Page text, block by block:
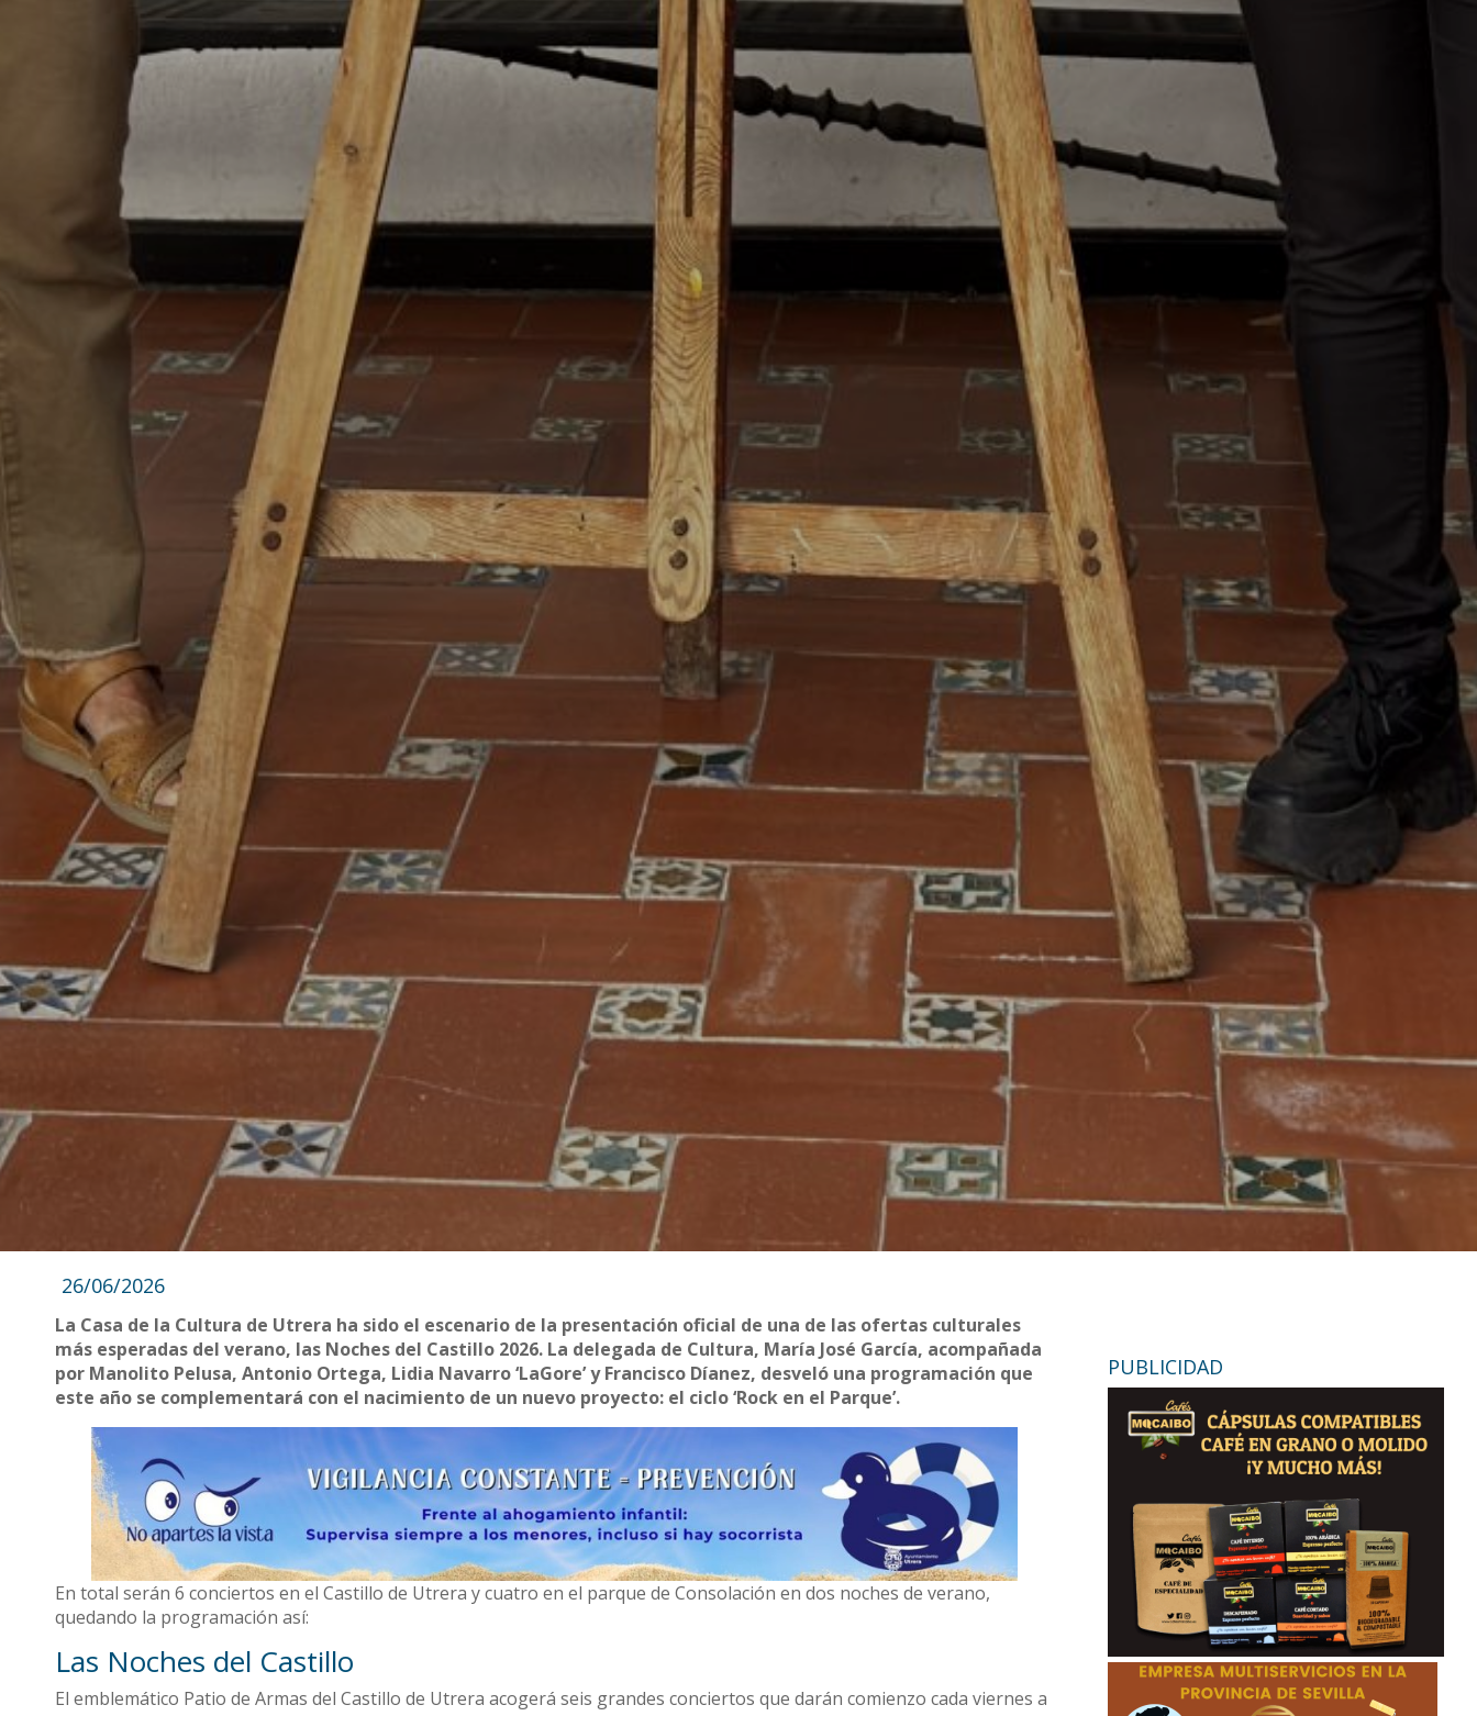
26/06/2026
La Casa de la Cultura de Utrera ha sido el escenario de la presentación oficial de una de las ofertas culturales
más esperadas del verano, las Noches del Castillo 2026. La delegada de Cultura, María José García, acompañada
por Manolito Pelusa, Antonio Ortega, Lidia Navarro ‘LaGore’ y Francisco Díanez, desveló una programación que
este año se complementará con el nacimiento de un nuevo proyecto: el ciclo ‘Rock en el Parque’.
En total serán 6 conciertos en el Castillo de Utrera y cuatro en el parque de Consolación en dos noches de verano,
quedando la programación así:
Las Noches del Castillo
El emblemático Patio de Armas del Castillo de Utrera acogerá seis grandes conciertos que darán comienzo cada viernes a
PUBLICIDAD